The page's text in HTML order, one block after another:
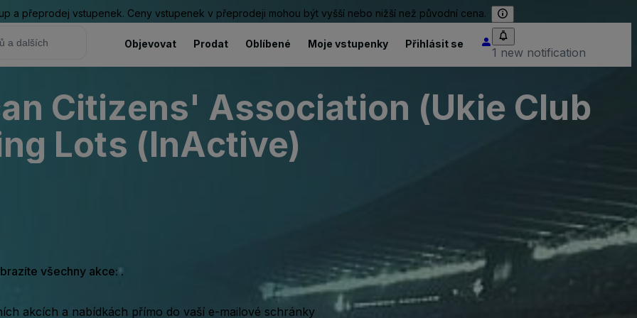
a přeprodej vstupenek. Ceny vstupenek v přeprodeji mohou být vyšší nebo nižší než původní cena.
Objevovat Prodat Oblíbené Moje vstupenky Přihlásit se
1 new notification
Citizens' Association (Ukie Club
Lots (InActive)
všechny akce: .
akcích a nabídkách přímo do vaší e-mailové schránky